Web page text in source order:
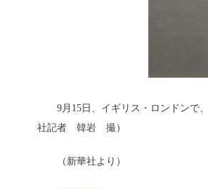
9月15日、イギリス・ロンドンで
社記者 韓岩 撮）
（新華社より）